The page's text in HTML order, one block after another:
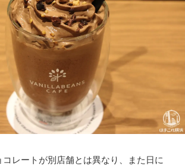
レートが別店舗とは異なり、また日に